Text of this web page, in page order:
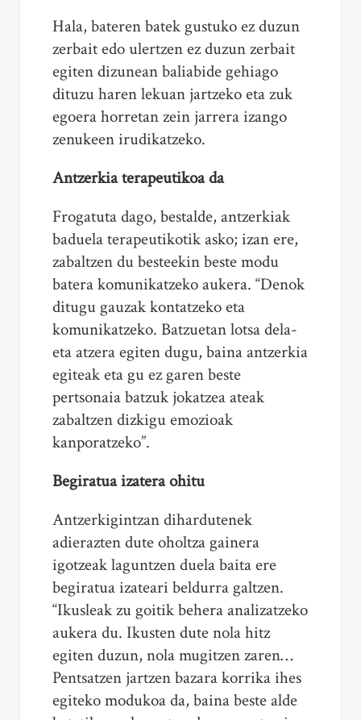
Hala, bateren batek gustuko ez duzun
zerbait edo ulertzen ez duzun zerbait
egiten dizunean baliabide gehiago
dituzu haren lekuan jartzeko eta zuk
egoera horretan zein jarrera izango
zenukeen irudikatzeko.
Antzerkia terapeutikoa da
Frogatuta dago, bestalde, antzerkiak
baduela terapeutikotik asko; izan ere,
zabaltzen du besteekin beste modu
batera komunikatzeko aukera. “Denok
ditugu gauzak kontatzeko eta
komunikatzeko. Batzuetan lotsa dela-
eta atzera egiten dugu, baina antzerkia
egiteak eta gu ez garen beste
pertsonaia batzuk jokatzea ateak
zabaltzen dizkigu emozioak
kanporatzeko”.
Begiratua izatera ohitu
Antzerkigintzan dihardutenek
adierazten dute oholtza gainera
igotzeak laguntzen duela baita ere
begiratua izateari beldurra galtzen.
“Ikusleak zu goitik behera analizatzeko
aukera du. Ikusten dute nola hitz
egiten duzun, nola mugitzen zaren…
Pentsatzen jartzen bazara korrika ihes
egiteko modukoa da, baina beste alde